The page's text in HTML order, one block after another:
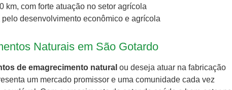
km, com forte atuação no setor agrícola
desenvolvimento econômico e agrícola
Naturais em São Gotardo
de emagrecimento natural ou deseja atuar na fabricação
um mercado promissor e uma comunidade cada vez